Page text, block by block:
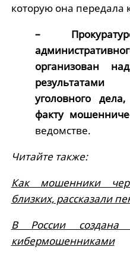
которую она передала
–
организован
уголовного
факту
ведомстве.
Читайте также:
Как мошенники
близких, рассказали
В России
кибермошенниками